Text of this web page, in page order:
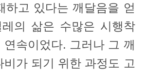
하고 있다는 깨달음을 얻
의 삶은 수많은 시행착
연속이었다. 그러나 그 깨
비가 되기 위한 과정도 고